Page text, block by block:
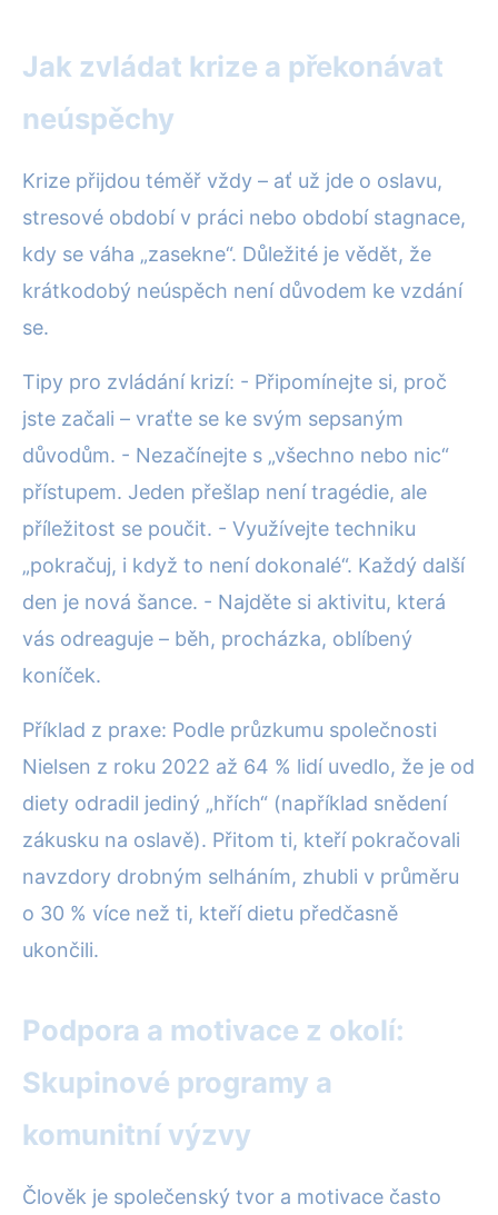
Jak zvládat krize a překonávat
neúspěchy
Krize přijdou téměř vždy – ať už jde o oslavu,
stresové období v práci nebo období stagnace,
kdy se váha „zasekne“. Důležité je vědět, že
krátkodobý neúspěch není důvodem ke vzdání
se.
Tipy pro zvládání krizí: - Připomínejte si, proč
jste začali – vraťte se ke svým sepsaným
důvodům. - Nezačínejte s „všechno nebo nic“
přístupem. Jeden přešlap není tragédie, ale
příležitost se poučit. - Využívejte techniku
„pokračuj, i když to není dokonalé“. Každý další
den je nová šance. - Najděte si aktivitu, která
vás odreaguje – běh, procházka, oblíbený
koníček.
Příklad z praxe: Podle průzkumu společnosti
Nielsen z roku 2022 až 64 % lidí uvedlo, že je od
diety odradil jediný „hřích“ (například snědení
zákusku na oslavě). Přitom ti, kteří pokračovali
navzdory drobným selháním, zhubli v průměru
o 30 % více než ti, kteří dietu předčasně
ukončili.
Podpora a motivace z okolí:
Skupinové programy a
komunitní výzvy
Člověk je společenský tvor a motivace často